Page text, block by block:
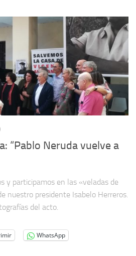
“Pablo Neruda vuelve a
y participamos en las «veladas de
nuestro presidente Isabelo Herreros.
del acto.
WhatsApp